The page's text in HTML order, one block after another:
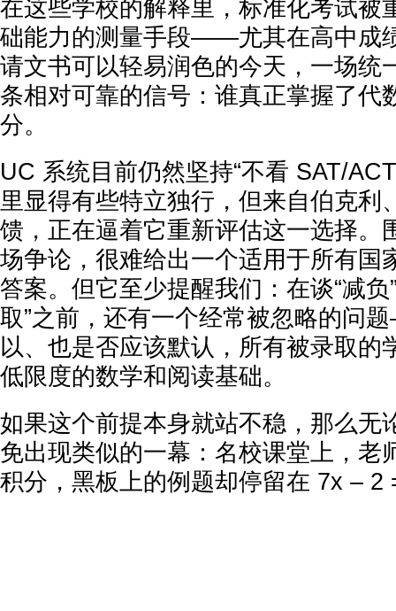
在这些学校的解释里，标准化考试被
础能力的测量手段——尤其在高中成
请文书可以轻易润色的今天，一场统
条相对可靠的信号：谁真正掌握了代
分。
UC 系统目前仍然坚持“不看 SAT/
里显得有些特立独行，但来自伯克利
馈，正在逼着它重新评估这一选择。
场争论，很难给出一个适用于所有国
答案。但它至少提醒我们：在谈“减负
取”之前，还有一个经常被忽略的问
以、也是否应该默认，所有被录取的
低限度的数学和阅读基础。
如果这个前提本身就站不稳，那么无
免出现类似的一幕：名校课堂上，老
积分，黑板上的例题却停留在 7x – 2